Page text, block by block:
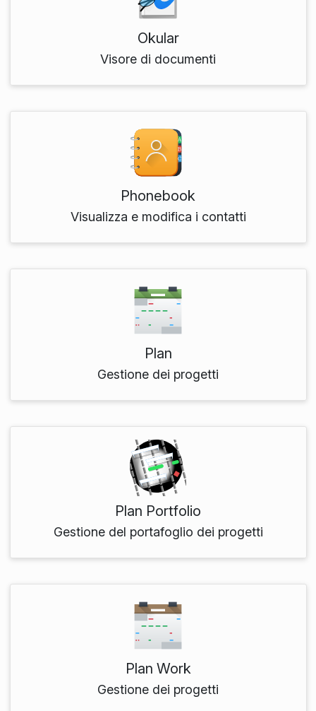
Okular
Visore di documenti
Phonebook
Visualizza e modifica i contatti
Plan
Gestione dei progetti
Plan Portfolio
Gestione del portafoglio dei progetti
Plan Work
Gestione dei progetti